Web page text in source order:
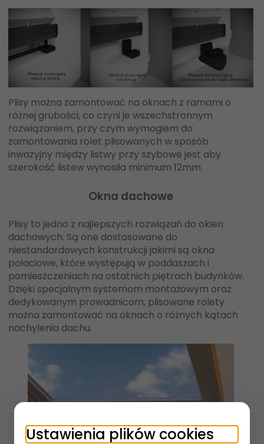
Plisy można zamontować na oknach z ramami o
różnej grubości, co czyni je wszechstronnym
rozwiązaniem, przy czym wymogiem do
zamontowania rolet plisowanych w sposób
inwazyjny między listwy przy szybowe jest aby
szerokość listew wynosiła minimum 12mm.
Okna dachowe
Plisy to jedno z najlepszych rozwiązań do okien
dachowych. Są one dostosowane do
niestandardowych konstrukcji jakimi są okna
połaciowe, które występują w poddaszach i
pomieszczeniach na ostatnich piętrach budynków.
Dzięki specjalnym systemom montażowym oraz
dedykowanym prowadnicom, plisowane rolety
można zamontować na oknach o różnych kątach
nachylenia dachu.
Ustawienia plików cookies